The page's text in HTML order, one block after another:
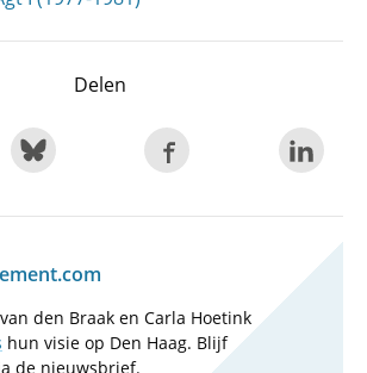
Delen
den Braak en Carla Hoetink
hun visie op Den Haag. Blijf
de nieuwsbrief.